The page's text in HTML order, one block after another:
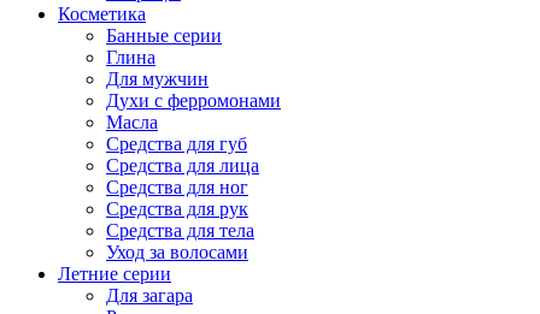
Косметика
Банные серии
Глина
Для мужчин
Духи с ферромонами
Масла
Средства для губ
Средства для лица
Средства для ног
Средства для рук
Средства для тела
Уход за волосами
Летние серии
Для загара